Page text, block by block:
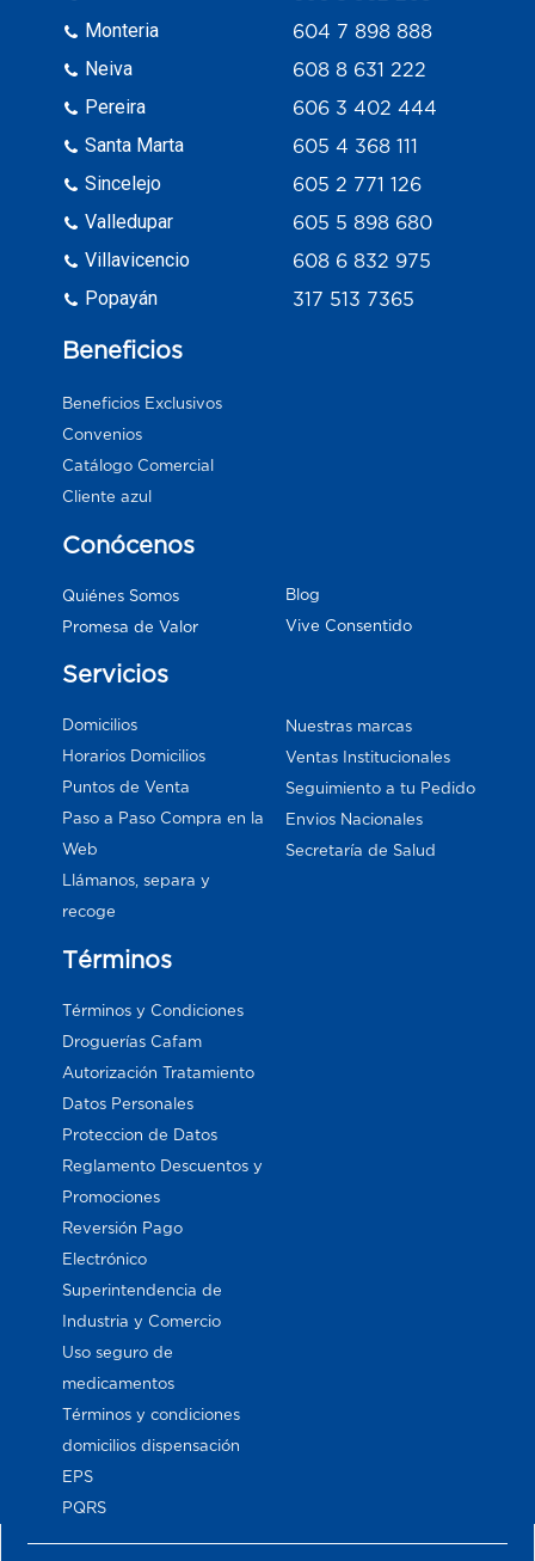
Monteria
Neiva
Pereira
Santa Marta
Sincelejo
Valledupar
Villavicencio
Popayán
604 7 898 888
608 8 631 222
606 3 402 444
605 4 368 111
605 2 771 126
605 5 898 680
608 6 832 975
317 513 7365
Beneficios
Beneficios Exclusivos
Convenios
Catálogo Comercial
Cliente azul
Conócenos
Quiénes Somos
Promesa de Valor
Blog
Vive Consentido
Servicios
Domicilios
Horarios Domicilios
Puntos de Venta
Paso a Paso Compra en la
Web
Llámanos, separa y
recoge
Nuestras marcas
Ventas Institucionales
Seguimiento a tu Pedido
Envios Nacionales
Secretaría de Salud
Términos
Términos y Condiciones
Droguerías Cafam
Autorización Tratamiento
Datos Personales
Proteccion de Datos
Reglamento Descuentos y
Promociones
Reversión Pago
Electrónico
Superintendencia de
Industria y Comercio
Uso seguro de
medicamentos
Términos y condiciones
domicilios dispensación
EPS
PQRS